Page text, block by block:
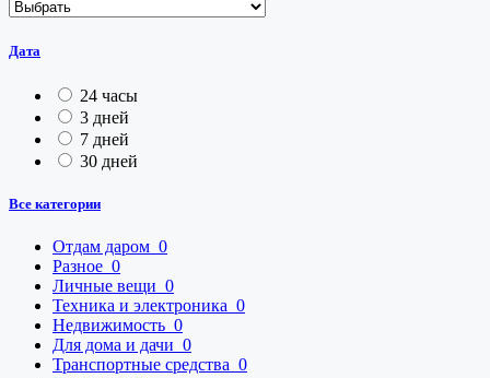
Дата
24 часы
3 дней
7 дней
30 дней
Все категории
Отдам даром 0
Разное 0
Личные вещи 0
Техника и электроника 0
Недвижимость 0
Для дома и дачи 0
Транспортные средства 0